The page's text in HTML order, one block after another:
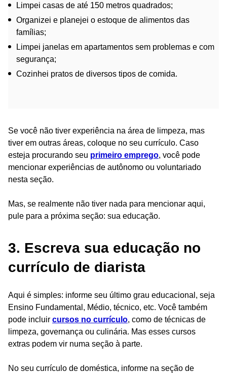
Limpei casas de até 150 metros quadrados;
Organizei e planejei o estoque de alimentos das
famílias;
Limpei janelas em apartamentos sem problemas e com
segurança;
Cozinhei pratos de diversos tipos de comida.
Se você não tiver experiência na área de limpeza, mas
tiver em outras áreas, coloque no seu currículo. Caso
esteja procurando seu primeiro emprego, você pode
mencionar experiências de autônomo ou voluntariado
nesta seção.
Mas, se realmente não tiver nada para mencionar aqui,
pule para a próxima seção: sua educação.
3. Escreva sua educação no
currículo de diarista
Aqui é simples: informe seu último grau educacional, seja
Ensino Fundamental, Médio, técnico, etc. Você também
pode incluir cursos no currículo, como de técnicas de
limpeza, governança ou culinária. Mas esses cursos
extras podem vir numa seção à parte.
No seu currículo de doméstica, informe na seção de